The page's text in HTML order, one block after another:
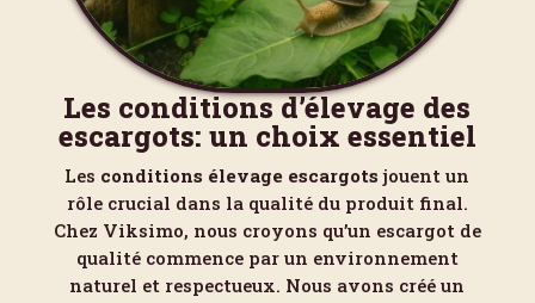
Les conditions d’élevage des
escargots: un choix essentiel
Les conditions élevage escargots jouent un
rôle crucial dans la qualité du produit final.
Chez Viksimo, nous croyons qu’un escargot de
qualité commence par un environnement
naturel et respectueux. Nous avons créé un